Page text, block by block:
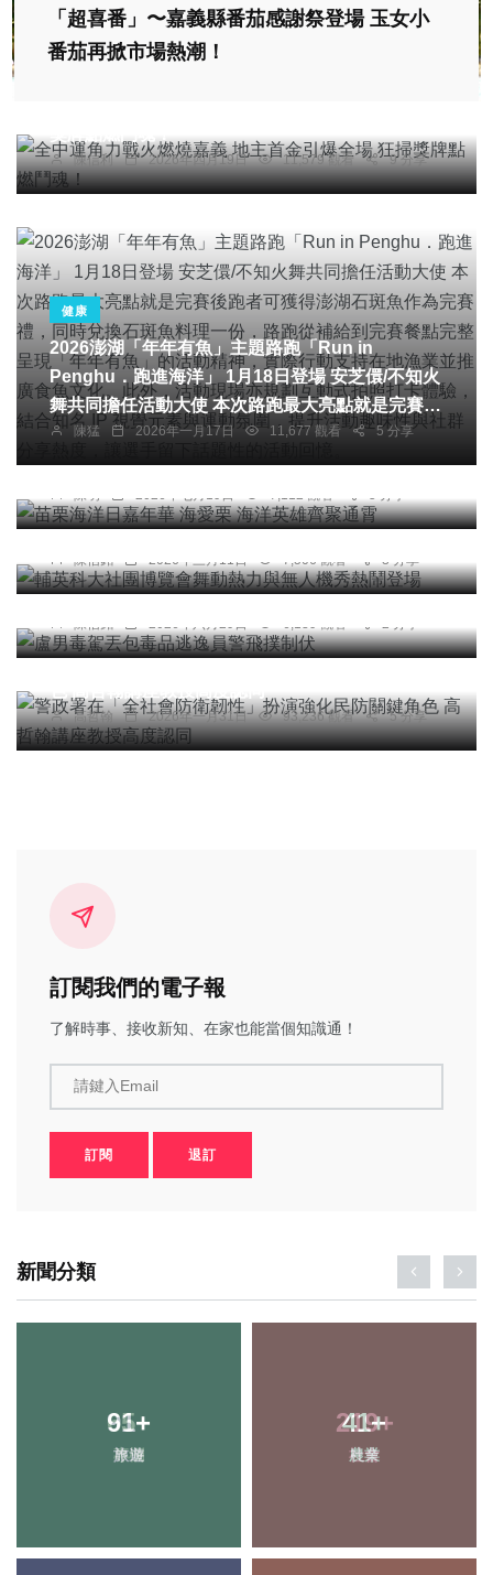
「超喜番」〜嘉義縣番茄感謝祭登場 玉女小
番茄再掀市場熱潮！
陳信利 2026年四月19日 11,579 觀看 9 分享
健康
2026澎湖「年年有魚」主題路跑「Run in
Penghu．跑進海洋」 1月18日登場 安芝儇/不知火
舞共同擔任活動大使 本次路跑最大亮點就是完賽後
跑者可獲得澎湖石斑魚作為完賽禮，同時兌換石斑
魚料理一份，路跑從補給到完賽餐點完整呈現「年
廣食魚文化。此外，活動現場亦規劃互動式拍照打
活動趣味性與社群分享熱度，讓選手留下話題性的
陳猛 2026年一月17日 11,677 觀看 5 分享
社會 農業 綜合新聞 旅遊 文教
科技新知
苗栗海洋日嘉年華 海愛栗 海洋英雄齊聚通霄
陳明 2026年七月19日 7,112 觀看 5 分享
綜合新聞
輔英科大社團博覽會舞動熱力與無人機秀熱鬧登場
陳信銘 2026年三月11日 7,506 觀看 3 分享
社會
盧男毒駕丟包毒品逃逸員警飛撲制伏
陳信銘 2026年六月29日 6,139 觀看 2 分享
專欄
警政署在「全社會防衛韌性」扮演強化民防關鍵角
高哲翰 2026年一月31日 93,236 觀看 5 分享
訂閱我們的電子報
了解時事、接收新知、在家也能當個知識通！
請鍵入Email
訂閱 退訂
新聞分類
91+
旅遊
41+
農業
65+
專欄
219+
社會